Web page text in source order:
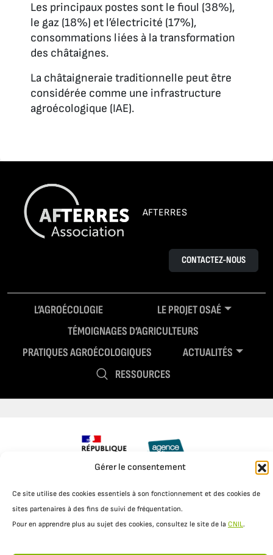
Gérer le consentement
Ce site utilise des cookies essentiels à son fonctionnement et des cookies de
sites partenaires à des fins de suivi de fréquentation.
Pour en apprendre plus au sujet des cookies, consultez le site de la CNIL.
Les principaux postes sont le fioul (38%),
le gaz (18%) et l’électricité (17%),
consommations liées à la transformation
des châtaignes.
La châtaigneraie traditionnelle peut être
considérée comme une infrastructure
agroécologique (IAE).
AFTERRES
CONTACTEZ-NOUS
L’AGROÉCOLOGIE
LE PROJET OSAÉ
TÉMOIGNAGES D’AGRICULTEURS
PRATIQUES AGROÉCOLOGIQUES
ACTUALITÉS
RESSOURCES
Mentions légales Politique de confidentialité